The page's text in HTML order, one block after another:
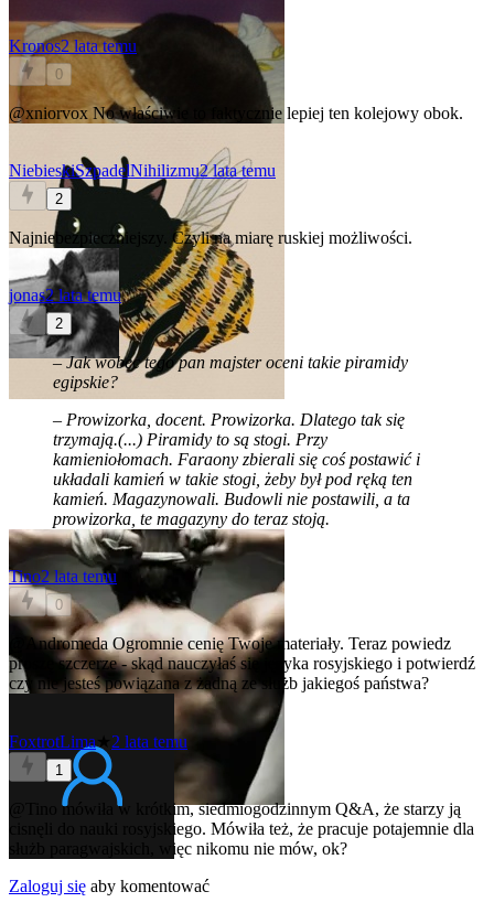
Kronos2 lata temu
0
@xniorvox No właściwie to faktycznie lepiej ten kolejowy obok.
NiebieskiSzpadelNihilizmu2 lata temu
2
Najniebezpieczniejszy. Czyli na miarę ruskiej możliwości.
jonas2 lata temu
2
– Jak wobec tego pan majster oceni takie piramidy
egipskie?
– Prowizorka, docent. Prowizorka. Dlatego tak się
trzymają.(...) Piramidy to są stogi. Przy
kamieniołomach. Faraony zbierali się coś postawić i
układali kamień w takie stogi, żeby był pod ręką ten
kamień. Magazynowali. Budowli nie postawili, a ta
prowizorka, te magazyny do teraz stoją.
Tino2 lata temu
0
@Andromeda Ogromnie cenię Twoje materiały. Teraz powiedz
proszę szczerze - skąd nauczyłaś się języka rosyjskiego i potwierdź
czy nie jesteś powiązana z żadną ze służb jakiegoś państwa?
FoxtrotLima★ 2 lata temu
1
mówiła w krótkim, siedmiogodzinnym Q&A, że starzy ją
cisnęli do nauki rosyjskiego. Mówiła też, że pracuje potajemnie dla
służb paragwajskich, więc nikomu nie mów, ok?
Zaloguj się aby komentować